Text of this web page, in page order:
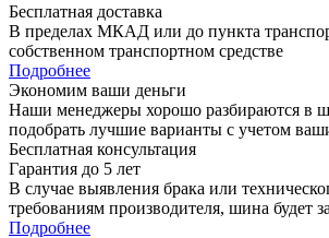
Бесплатная доставка
В пределах МКАД или до пункта
собственном транспортном средстве
Подробнее
Экономим ваши деньги
Наши менеджеры хорошо разбираются в
подобрать лучшие варианты с учетом
Бесплатная консультация
Гарантия до 5 лет
В случае выявления брака или
требованиям производителя, шина будет
Подробнее